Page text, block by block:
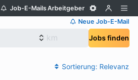
Job-E-MailsArbeitgeber
Neue Job-E-Mail
Jobs finden
Sortierung: Relevanz